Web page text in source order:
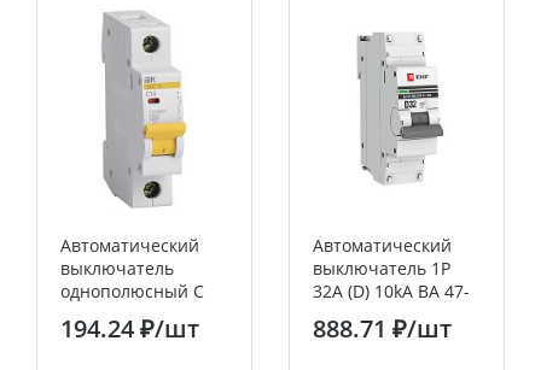
Автоматический
выключатель
однополюсный C
16А 4.5кА ВА47-29
IEK
194.24 ₽/шт
Автоматический
выключатель 1P
32А (D) 10kA ВА 47-
100 EKF PROxima
888.71 ₽/шт